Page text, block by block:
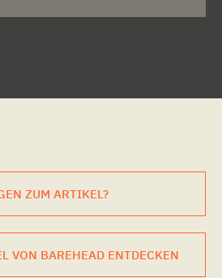
ZUM ARTIKEL?
VON BAREHEAD ENTDECKEN